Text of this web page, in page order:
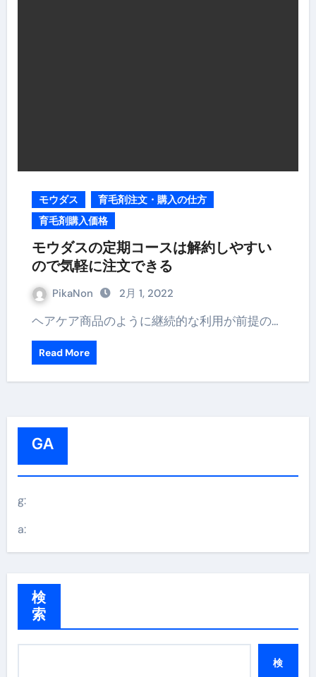
モウダス
育毛剤注文・購入の仕方
育毛剤購入価格
モウダスの定期コースは解約しやすい
ので気軽に注文できる
PikaNon 2月 1, 2022
ヘアケア商品のように継続的な利用が前提の…
Read More
GA
g:
a:
検
索
検